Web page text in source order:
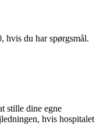
du har spørgsmål.
stille dine egne
hvis hospitalet